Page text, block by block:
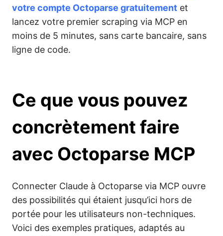
votre compte Octoparse gratuitement et
lancez votre premier scraping via MCP en
moins de 5 minutes, sans carte bancaire, sans
ligne de code.
Ce que vous pouvez
concrètement faire
avec Octoparse MCP
Connecter Claude à Octoparse via MCP ouvre
des possibilités qui étaient jusqu’ici hors de
portée pour les utilisateurs non-techniques.
Voici des exemples pratiques, adaptés au